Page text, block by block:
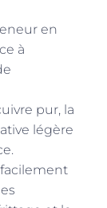
en
à
pur, la
légère